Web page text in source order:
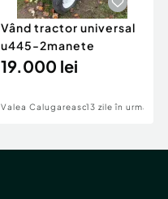
Vând tractor universal
u445-2manete
19.000 lei
Valea Calugareasca13 zile în urmă